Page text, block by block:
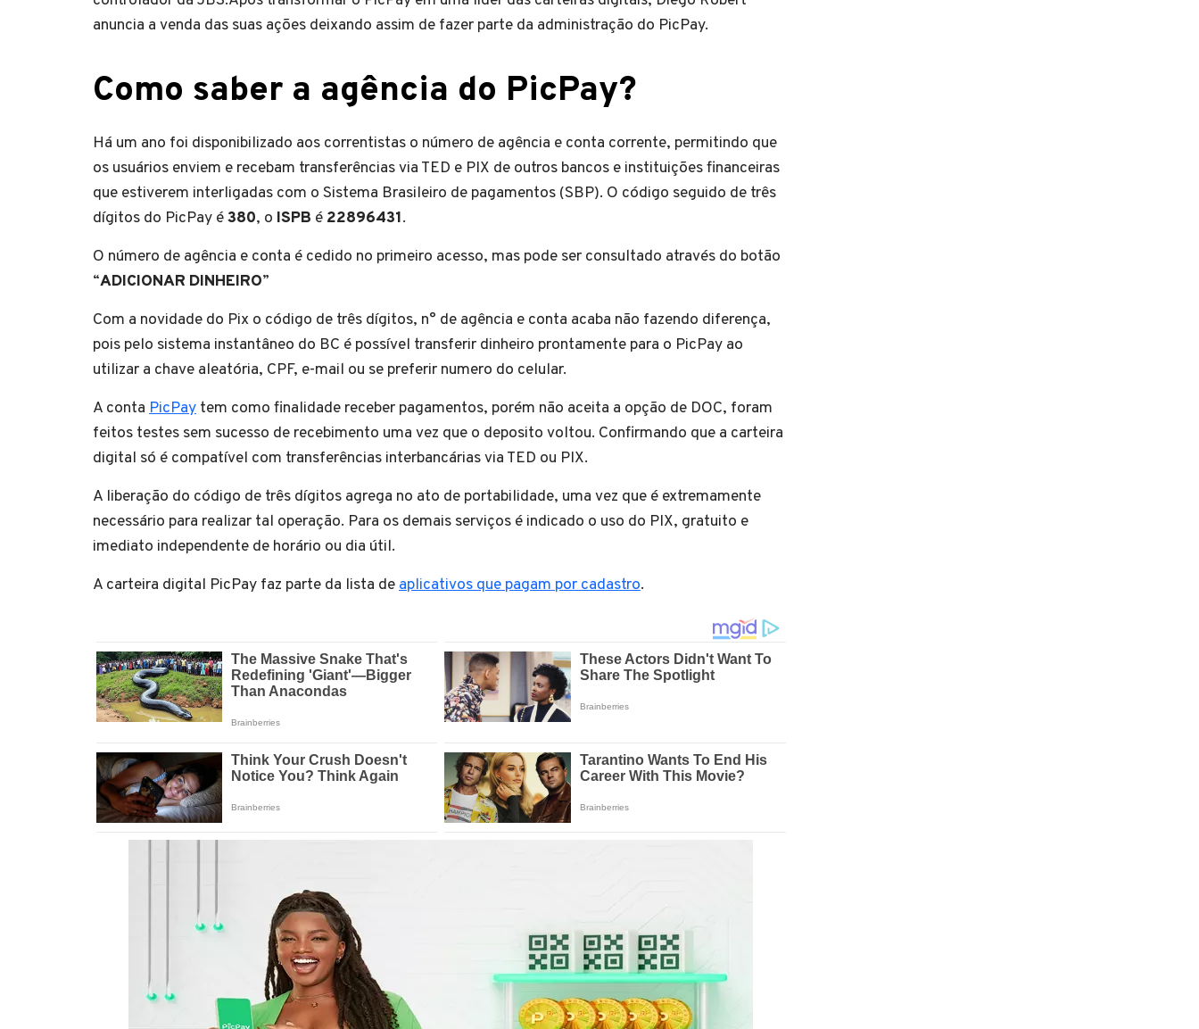
anuncia a venda das suas ações deixando assim de fazer parte da administração do PicPay.
Como saber a agência do PicPay?
Há um ano foi disponibilizado aos correntistas o número de agência e conta corrente, permitindo que
os usuários enviem e recebam transferências via TED e PIX de outros bancos e instituições financeiras
que estiverem interligadas com o Sistema Brasileiro de pagamentos (SBP). O código seguido de três
dígitos do PicPay é380, o ISPB é 22896431.
O número de agência e conta é cedido no primeiro acesso, mas pode ser consultado através do botão
“ADICIONAR DINHEIRO”
Com a novidade do Pix o código de três dígitos, n° de agência e conta acaba não fazendo diferença,
pois pelo sistema instantâneo do BC é possível transferir dinheiro prontamente para o PicPay ao
utilizar a chave aleatória, CPF, e-mail ou se preferir numero do celular.
A conta PicPay tem como finalidade receber pagamentos, porém não aceita a opção de DOC, foram
feitos testes sem sucesso de recebimento uma vez que o deposito voltou. Confirmando que a carteira
digital só é compatível com transferências interbancárias via TED ou PIX.
A liberação do código de três dígitos agrega no ato de portabilidade, uma vez que é extremamente
necessário para realizar tal operação. Para os demais serviços é indicado o uso do PIX, gratuito e
imediato independente de horário ou dia útil.
A carteira digital PicPay faz parte da lista de aplicativos que pagam por cadastro.